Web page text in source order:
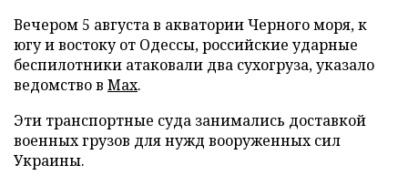
Вечером 5 августа в акватории Черного моря, к
югу и востоку от Одессы, российские ударные
беспилотники атаковали два сухогруза, указало
ведомство в Max.
Эти транспортные суда занимались доставкой
военных грузов для нужд вооруженных сил
Украины.